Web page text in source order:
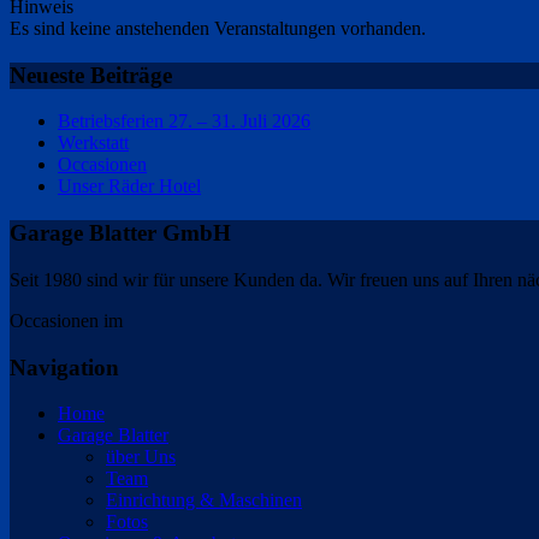
Hinweis
Es sind keine anstehenden Veranstaltungen vorhanden.
Neueste Beiträge
Betriebsferien 27. – 31. Juli 2026
Werkstatt
Occasionen
Unser Räder Hotel
Garage Blatter GmbH
Seit 1980 sind wir für unsere Kunden da. Wir freuen uns auf Ihren
Occasionen im
Navigation
Home
Garage Blatter
über Uns
Team
Einrichtung & Maschinen
Fotos